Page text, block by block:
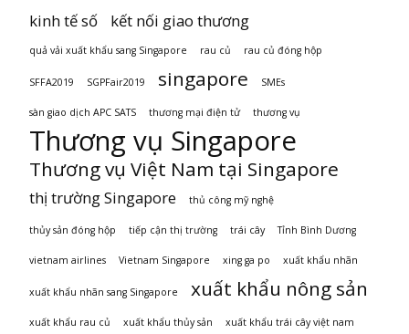
kinh tế số kết nối giao thương
quả vải xuất khẩu sang Singapore rau củ rau củ đóng hộp
SFFA2019 SGPFair2019 singapore SMEs
sàn giao dịch APC SATS thương mại điện tử thương vụ
Thương vụ Singapore
Thương vụ Việt Nam tại Singapore
thị trường Singapore thủ công mỹ nghệ
thủy sản đóng hộp tiếp cận thị trường trái cây Tỉnh Bình Dương
vietnam airlines Vietnam Singapore xing ga po xuất khẩu nhãn
xuất khẩu nhãn sang Singapore xuất khẩu nông sản
xuất khẩu rau củ xuất khẩu thủy sản xuất khẩu trái cây việt nam